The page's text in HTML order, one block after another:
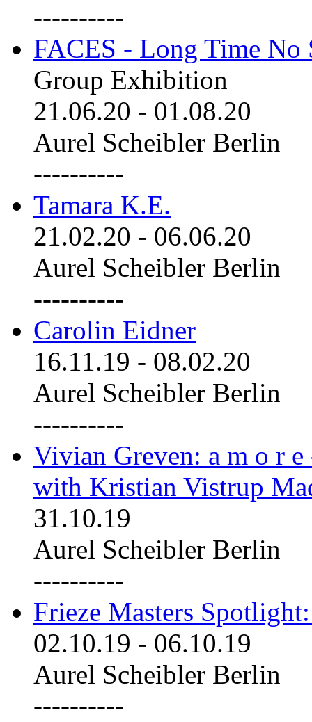
----------
FACES - Long Time No
Group Exhibition
21.06.20 - 01.08.20
Aurel Scheibler Berlin
----------
Tamara K.E.
21.02.20 - 06.06.20
Aurel Scheibler Berlin
----------
Carolin Eidner
16.11.19 - 08.02.20
Aurel Scheibler Berlin
----------
Vivian Greven: a m o r
with Kristian Vistrup
31.10.19
Aurel Scheibler Berlin
----------
Frieze Masters
02.10.19 - 06.10.19
Aurel Scheibler Berlin
----------